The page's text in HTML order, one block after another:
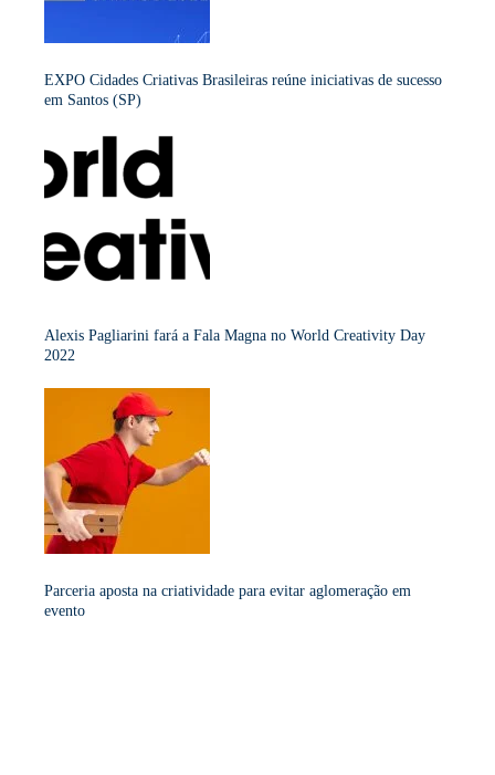
EXPO Cidades Criativas Brasileiras reúne iniciativas de sucesso
em Santos (SP)
Alexis Pagliarini fará a Fala Magna no World Creativity Day
2022
Parceria aposta na criatividade para evitar aglomeração em
evento